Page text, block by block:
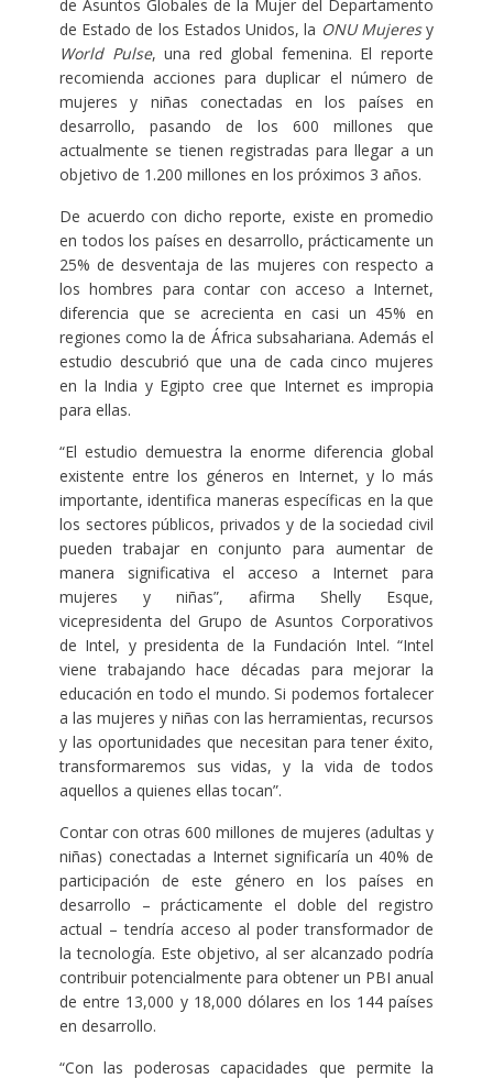
de Asuntos Globales de la Mujer del Departamento
de Estado de los Estados Unidos, la ONU Mujeresy
World Pulse, una red global femenina. El reporte
recomienda acciones para duplicar el número de
mujeres y niñas conectadas en los países en
desarrollo, pasando de los 600 millones que
actualmente se tienen registradas para llegar a un
objetivo de 1.200 millones en los próximos 3 años.
De acuerdo con dicho reporte, existe en promedio
en todos los países en desarrollo, prácticamente un
25% de desventaja de las mujeres con respecto a
los hombres para contar con acceso a Internet,
diferencia que se acrecienta en casi un 45% en
regiones como la de África subsahariana. Además el
estudio descubrió que una de cada cinco mujeres
en la India y Egipto cree que Internet es impropia
para ellas.
“El estudio demuestra la enorme diferencia global
existente entre los géneros en Internet, y lo más
importante, identifica maneras específicas en la que
los sectores públicos, privados y de la sociedad civil
pueden trabajar en conjunto para aumentar de
manera significativa el acceso a Internet para
mujeres y niñas”, afirma Shelly Esque,
vicepresidenta del Grupo de Asuntos Corporativos
de Intel, y presidenta de la Fundación Intel. “Intel
viene trabajando hace décadas para mejorar la
educación en todo el mundo. Si podemos fortalecer
a las mujeres y niñas con las herramientas, recursos
y las oportunidades que necesitan para tener éxito,
transformaremos sus vidas, y la vida de todos
aquellos a quienes ellas tocan”.
Contar con otras 600 millones de mujeres (adultas y
niñas) conectadas a Internet significaría un 40% de
participación de este género en los países en
desarrollo – prácticamente el doble del registro
actual – tendría acceso al poder transformador de
la tecnología. Este objetivo, al ser alcanzado podría
contribuir potencialmente para obtener un PBI anual
de entre 13,000 y 18,000 dólares en los 144 países
en desarrollo.
“Con las poderosas capacidades que permite la